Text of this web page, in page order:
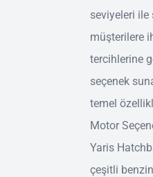
seviyeleri ile
müşterilere
tercihlerine
seçenek
temel
Motor
Yaris
çeşitli